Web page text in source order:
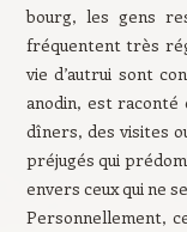
bourg, les gens
fréquentent très
vie d’autrui sont
anodin, est raconté
dîners, des visites
préjugés qui
envers ceux qui ne
Personnellement,